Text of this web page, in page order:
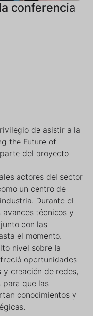
conferencia
de asistir a la
the Future of
del proyecto
actores del sector
un centro de
Durante el
avances técnicos y
con las
el momento.
nivel sobre la
oportunidades
y creación de redes,
para que las
conocimientos y